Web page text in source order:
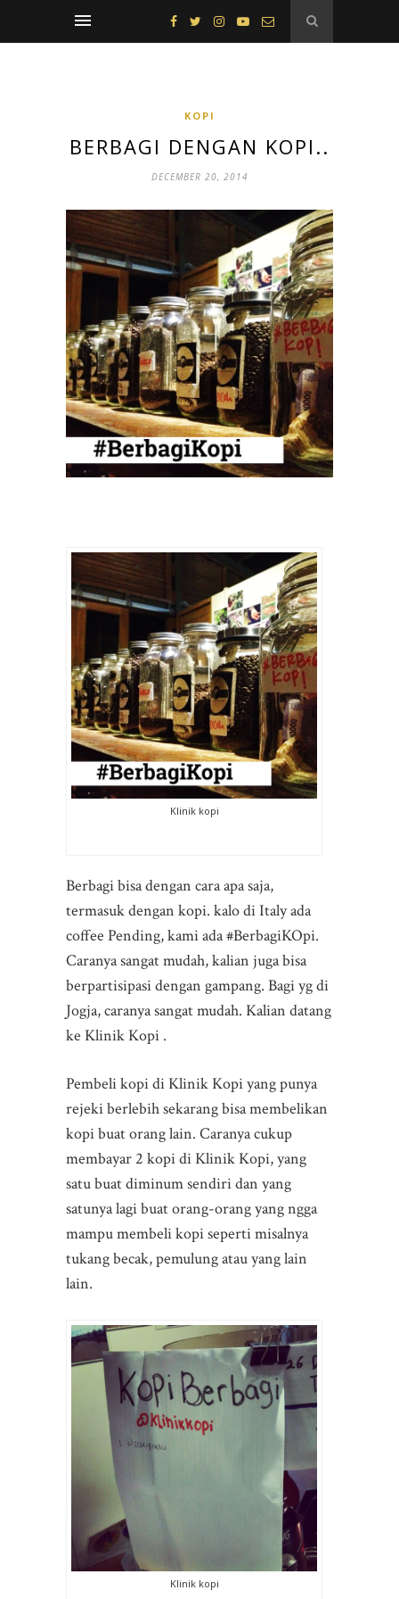
KOPI
BERBAGI DENGAN KOPI..
DECEMBER 20, 2014
Klinik kopi
Berbagi bisa dengan cara apa saja,
termasuk dengan kopi. kalo di Italy ada
coffee Pending, kami ada #BerbagiKOpi.
Caranya sangat mudah, kalian juga bisa
berpartisipasi dengan gampang. Bagi yg di
Jogja, caranya sangat mudah. Kalian datang
ke Klinik Kopi .
Pembeli kopi di Klinik Kopi yang punya
rejeki berlebih sekarang bisa membelikan
kopi buat orang lain. Caranya cukup
membayar 2 kopi di Klinik Kopi, yang
satu buat diminum sendiri dan yang
satunya lagi buat orang-orang yang ngga
mampu membeli kopi seperti misalnya
tukang becak, pemulung atau yang lain
lain.
Klinik kopi